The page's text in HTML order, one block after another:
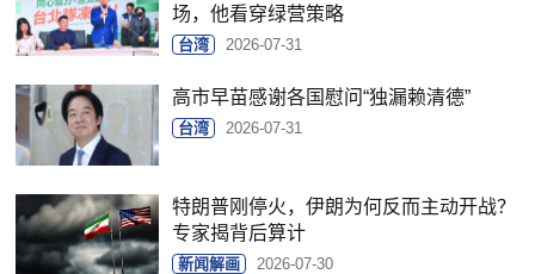
场，他看穿绿营策略
台湾 2026-07-31
高市早苗感谢各国慰问“独漏赖清德”
台湾 2026-07-31
特朗普刚停火，伊朗为何反而主动开战？
专家揭背后算计
新闻解画 2026-07-30